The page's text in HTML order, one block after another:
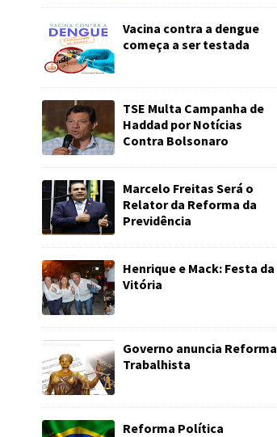
Vacina contra a dengue
começa a ser testada
TSE Multa Campanha de
Haddad por Notícias
Contra Bolsonaro
Marcelo Freitas Será o
Relator da Reforma da
Previdência
Henrique e Mack: Festa da
Vitória
Governo anuncia Reforma
Trabalhista
Reforma Política